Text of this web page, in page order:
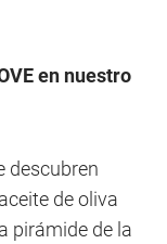
en nuestro
descubren
de oliva
pirámide de la